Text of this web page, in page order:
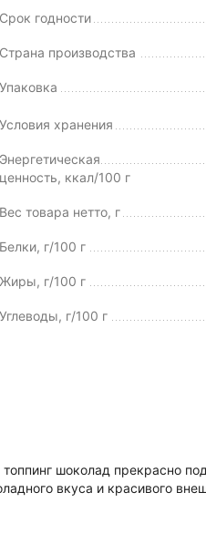
Срок годности
Страна производства
Упаковка
Условия хранения
Энергетическая
ценность, ккал/100 г
Вес товара нетто, г
Белки, г/100 г
Жиры, г/100 г
Углеводы, г/100 г
шоколад прекрасно
вкуса и красивого